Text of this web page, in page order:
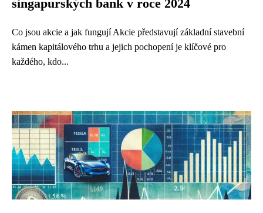
singapurských bank v roce 2024
Co jsou akcie a jak fungují Akcie představují základní stavební
kámen kapitálového trhu a jejich pochopení je klíčové pro
každého, kdo...